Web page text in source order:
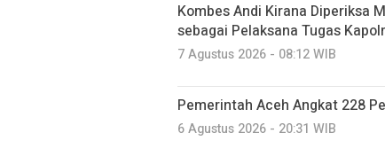
Kombes Andi Kirana Diperiksa
sebagai Pelaksana Tugas
7 Agustus 2026 - 08:12 WIB
Pemerintah Aceh Angkat 228
6 Agustus 2026 - 20:31 WIB